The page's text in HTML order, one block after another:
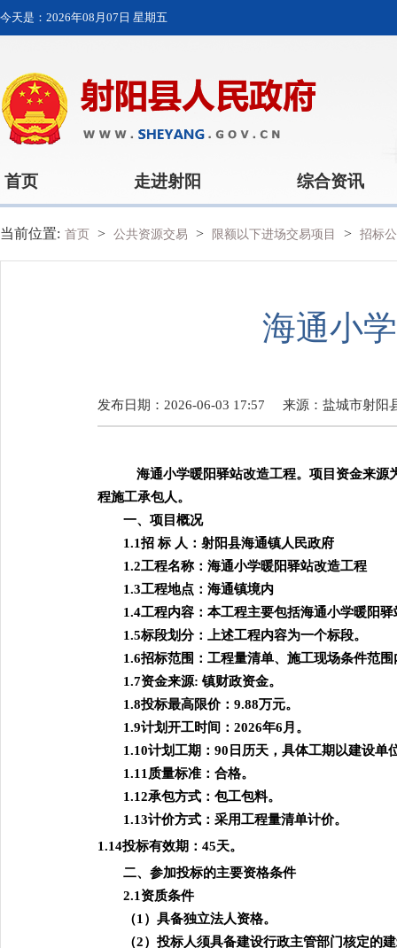
今天是： 2026年08月07日 星期五
首页 走进射阳 综合资讯
当前位置: 首页 > 公共资源交易 > 限额以下进场交易项目 > 招标
海通小
发布日期：2026-06-03 17:57 来源： 盐城市射阳
海通小学暖阳驿站改造工程。项目资金来
程施工承包人。
一、项目概况
1.1招 标 人：射阳县海通镇人民政府
1.2工程名称：海通小学暖阳驿站改造工程
1.3工程地点：海通镇境内
1.4工程内容：本工程主要包括海通小学暖阳
1.5标段划分：上述工程内容为一个标段。
1.6招标范围：工程量清单、施工现场条件范
1.7资金来源: 镇财政资金。
1.8投标最高限价：9.88万元。
1.9计划开工时间：2026年6月。
1.10计划工期：90日历天，具体工期以建设单
1.11质量标准：合格。
1.12承包方式：包工包料。
1.13计价方式：采用工程量清单计价。
1.14投标有效期：45天。
二、参加投标的主要资格条件
2.1资质条件
（1）具备独立法人资格。
（2）投标人须具备建设行政主管部门核定的